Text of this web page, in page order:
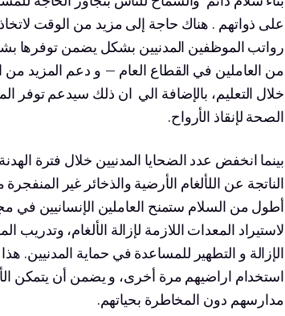
على ذواتهم . هناك حاجة إلى مزيد من الوقت
رواتب الموظفين المدنيين بشكل يضمن توفرها
من العاملين في القطاع العام – و دعم المزيد من
خلال التعليم، بالإضافة الي ان ذلك سيدعم توفر
الصحة لإنقاذ الأرواح.
بينما انخفض عدد الضحايا المدنيين خلال فترة
الناتجة عن اللألغام الأرضية والذخائر غير
أطول من السلام ستمنح العاملين الإنسانيين في
لاستيراد المعدات اللازمة لإزالة الألغام، وتدريب
الإزالة و التطهير للمساعدة في حماية المدنيين.
استخدام اراضيهم مرة أخرى، و يضمن أن يتمكن
مدارسهم دون المخاطرة بحياتهم.